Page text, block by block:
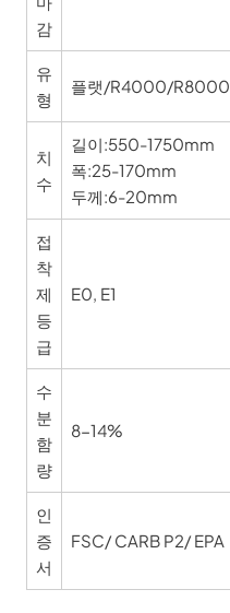
감
유
형
플랫/R4000/R8000
치
수
길이:550-1750mm
폭:25-170mm
두께:6-20mm
접
착
제
등
급
E0, E1
수
분
함
량
8-14%
인
증
서
FSC/ CARB P2/ EPA